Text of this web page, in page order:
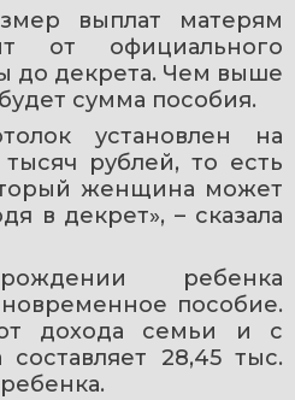
выплат матерям
от официального
до декрета. Чем выше
сумма пособия.
установлен на
рублей, то есть
женщина может
в декрет», – сказала
ребенка
пособие.
дохода семьи и с
28,45 тыс.